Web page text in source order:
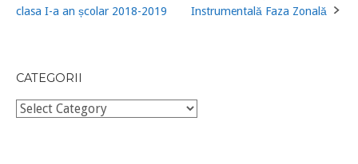
clasa I-a an școlar 2018-2019
Instrumentală Faza Zonală
CATEGORII
Categorii